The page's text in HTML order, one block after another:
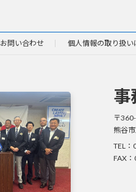
お問い合わせ 個人情報の取り扱い
事
〒
熊谷
TEL
FAX